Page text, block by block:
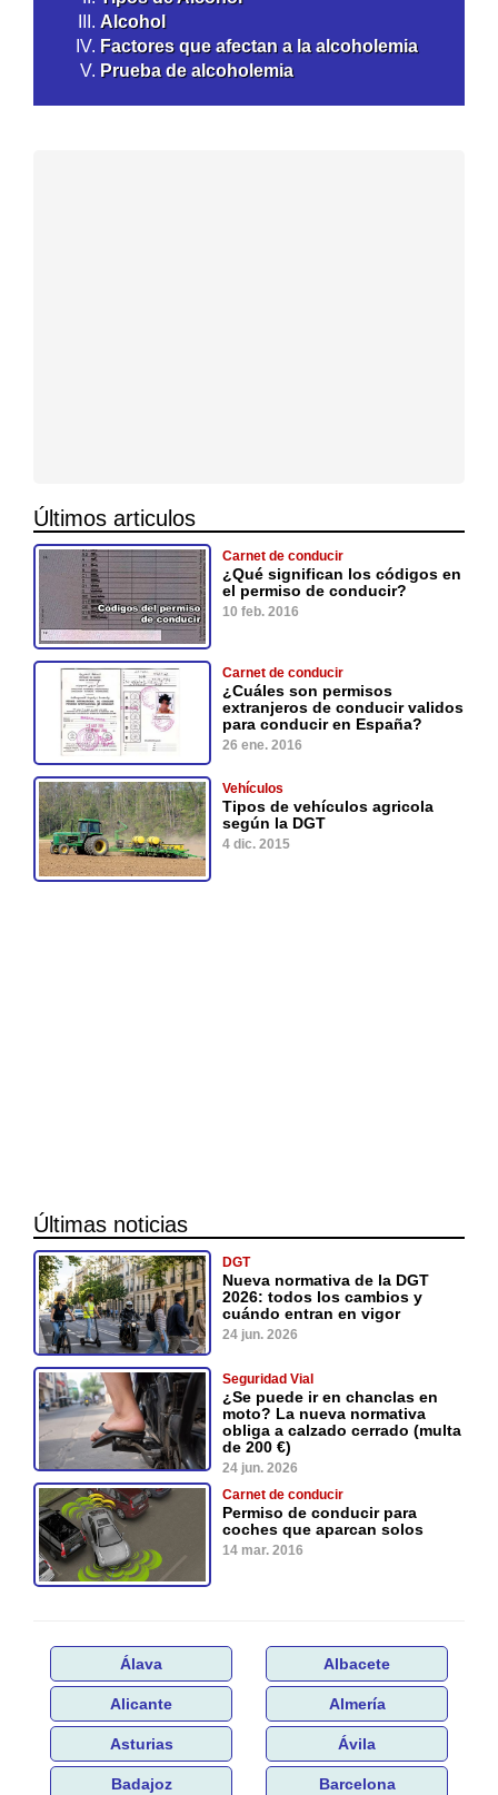
Alcohol
Factores que afectan a la alcoholemia
Prueba de alcoholemia
Últimos articulos
Carnet de conducir
¿Qué significan los códigos en
el permiso de conducir?
10 feb. 2016
Carnet de conducir
¿Cuáles son permisos
extranjeros de conducir validos
para conducir en España?
26 ene. 2016
Vehículos
Tipos de vehículos agricola
según la DGT
4 dic. 2015
Últimas noticias
DGT
Nueva normativa de la DGT
2026: todos los cambios y
cuándo entran en vigor
24 jun. 2026
Seguridad Vial
¿Se puede ir en chanclas en
moto? La nueva normativa
obliga a calzado cerrado (multa
de 200 €)
24 jun. 2026
Carnet de conducir
Permiso de conducir para
coches que aparcan solos
14 mar. 2016
Álava Albacete
Alicante Almería
Asturias Ávila
Badajoz Barcelona